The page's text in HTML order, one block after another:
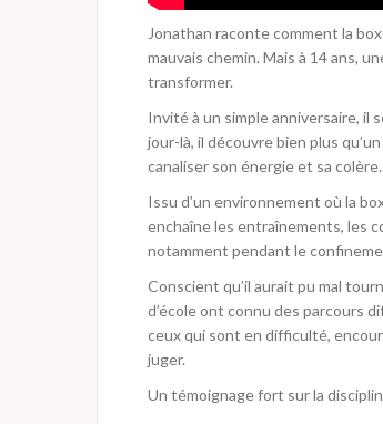
Jonathan raconte comment la
mauvais chemin. Mais à 14 ans,
transformer.
Invité à un simple anniversaire, il
jour-là, il découvre bien plus
canaliser son énergie et sa colère.
Issu d’un environnement où la
enchaîne les entraînements, les
notamment pendant le
Conscient qu’il aurait pu mal
d’école ont connu des parcours
ceux qui sont en difficulté,
juger.
Un témoignage fort sur la